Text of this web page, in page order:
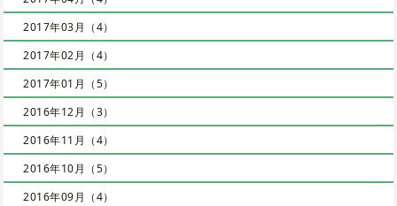
2017年03月（4）
2017年02月（4）
2017年01月（5）
2016年12月（3）
2016年11月（4）
2016年10月（5）
2016年09月（4）